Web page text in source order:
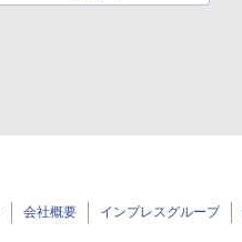
会社概要 インプレスグループ